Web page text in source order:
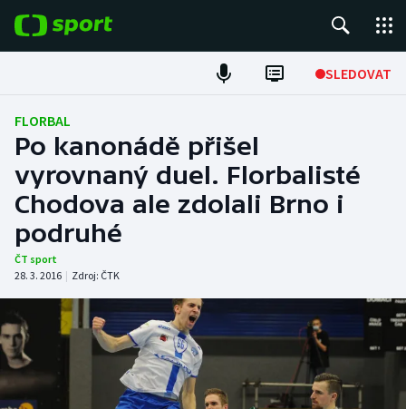
SLEDOVAT
Fotbal
Hokej
Tenis
Atletika
DALŠÍ SPORTY
Americký fotbal
NEPŘEHLÉDNĚTE
FLORBAL
Po kanonádě přišel
vyrovnaný duel. Florbalisté
Chodova ale zdolali Brno i
podruhé
ČT sport
28. 3. 2016 | Zdroj: ČTK